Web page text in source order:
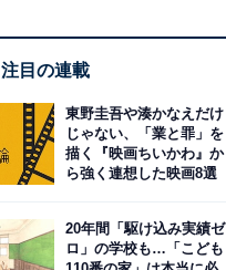
注目の連載
東野圭吾や湊かなえだけ
じゃない、「業と罪」を
描く『映画ちいかわ』か
ら強く連想した映画8選
20年間「駆け込み実績ゼ
ロ」の学校も…「こども